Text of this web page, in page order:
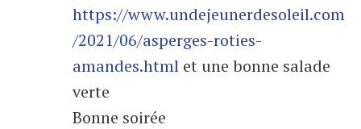
https://www.undejeunerdesoleil.com
/2021/06/asperges-roties-
amandes.html et une bonne salade
verte
Bonne soirée